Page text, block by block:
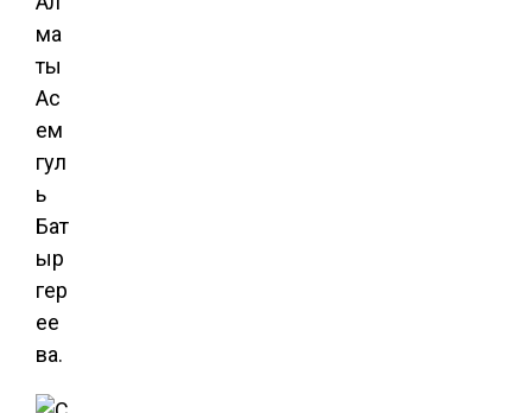
ма
ты
Ас
ем
гул
ь
Бат
ыр
гер
ее
ва.